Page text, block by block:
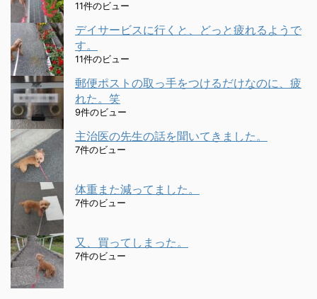
11件のビュー
デイサービスに行くと、どっと疲れるようで
す。
11件のビュー
郵便ポストの取っ手をつけるだけなのに、疲
れた。笑
9件のビュー
主治医の先生の話を聞いてきました。
7件のビュー
体重また減ってました。
7件のビュー
又、買ってしまった。
7件のビュー